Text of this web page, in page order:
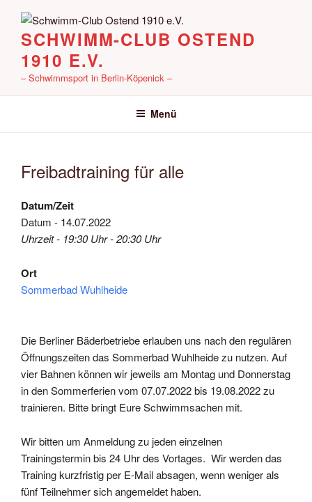
Inhalt
springenSCHWIMM-CLUB OSTEND
1910 E.V.
– Schwimmsport in Berlin-Köpenick –
Menü
Freibadtraining für alle
Datum/Zeit
Datum - 14.07.2022
Uhrzeit - 19:30 Uhr - 20:30 Uhr
Ort
Sommerbad Wuhlheide
Die Berliner Bäderbetriebe erlauben uns nach den regulären
Öffnungszeiten das Sommerbad Wuhlheide zu nutzen. Auf
vier Bahnen können wir jeweils am Montag und Donnerstag
in den Sommerferien vom 07.07.2022 bis 19.08.2022 zu
trainieren. Bitte bringt Eure Schwimmsachen mit.
Wir bitten um Anmeldung zu jeden einzelnen
Trainingstermin bis 24 Uhr des Vortages. Wir werden das
Training kurzfristig per E-Mail absagen, wenn weniger als
fünf Teilnehmer sich angemeldet haben.